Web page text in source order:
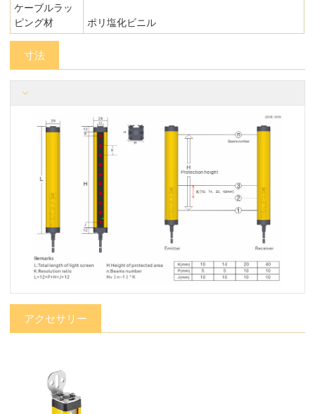
ケーブルラッ
ピング材
ポリ塩化ビニル
寸法
アクセサリー